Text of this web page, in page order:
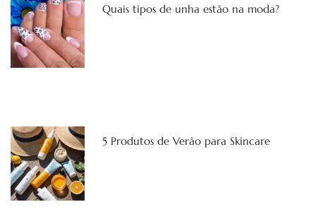
Quais tipos de unha estão na moda?
5 Produtos de Verão para Skincare